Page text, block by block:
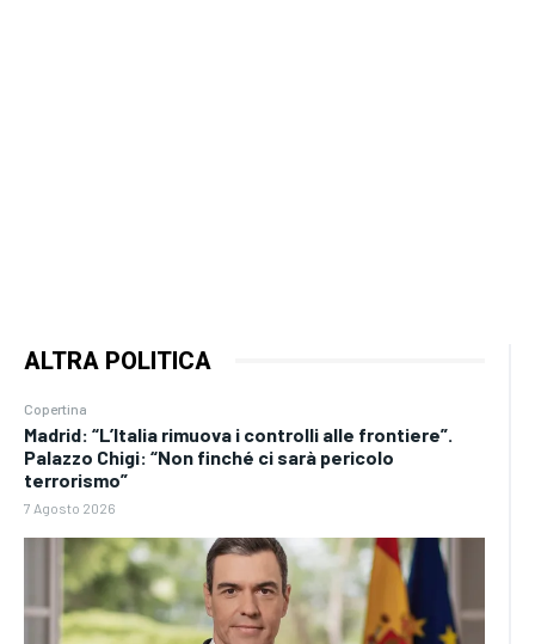
ALTRA POLITICA
Copertina
Madrid: “L’Italia rimuova i controlli alle frontiere”.
Palazzo Chigi: “Non finché ci sarà pericolo
terrorismo”
7 Agosto 2026